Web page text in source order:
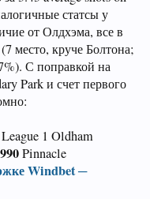
статсы у
от Олдхэма, все в
место, круче Болтона;
С поправкой на
Park и счет первого
1 Oldham
Pinnacle
Windbet ─